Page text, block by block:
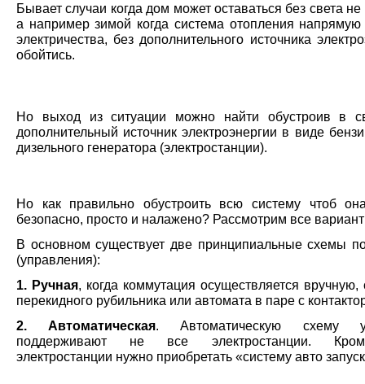
Бывает случаи когда дом может оставаться без света не
а например зимой когда система отопления напрямую
электричества, без дополнительного источника
обойтись.
Но выход из ситуации можно найти обустроив в
дополнительный источник электроэнергии в виде
дизельного генератора (электростанции).
Но как правильно обустроить всю систему чтоб
безопасно, просто и налажено? Рассмотрим все
В основном существует две принципиальные схемы
(управления):
1. Ручная, когда коммутация осуществляется
перекидного рубильника или автомата в паре с
2. Автоматическая. Автоматическую схему
поддерживают не все электростанции.
электростанции нужно приобретать «систему авто